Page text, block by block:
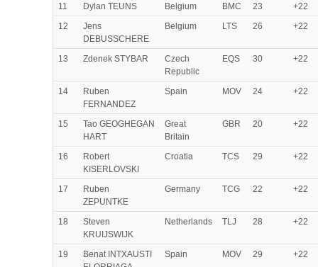
11
Dylan TEUNS Belgium BMC 23
+22
12
Jens
DEBUSSCHERE
Belgium LTS 26 +22
13 Zdenek STYBAR
Czech
Republic
EQS 30 +22
14
Ruben
FERNANDEZ
Spain MOV 24 +22
15
Tao GEOGHEGAN
HART
Great
Britain
GBR 20 +22
16
Robert
KISERLOVSKI
Croatia TCS 29 +22
17
Ruben
ZEPUNTKE
Germany TCG 22 +22
18
Steven
KRUIJSWIJK
Netherlands TLJ 28 +22
19
Benat INTXAUSTI
Spain MOV 29 +22